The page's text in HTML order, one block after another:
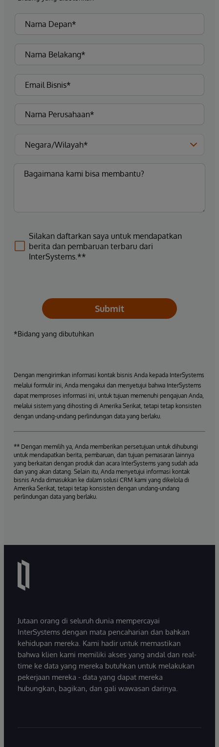
Silakan daftarkan saya untuk mendapatkan
berita dan pembaruan terbaru dari
InterSystems.**
Submit
*Bidang yang dibutuhkan
Dengan mengirimkan informasi kontak bisnis Anda kepada InterSystems
melalui formulir ini, Anda mengakui dan menyetujui bahwa InterSystems
dapat memproses informasi ini, untuk tujuan memenuhi pengajuan Anda,
melalui sistem yang dihosting di Amerika Serikat, tetapi tetap konsisten
dengan undang-undang perlindungan data yang berlaku.
** Dengan memilih ya, Anda memberikan persetujuan untuk dihubungi
untuk mendapatkan berita, pembaruan, dan tujuan pemasaran lainnya
yang berkaitan dengan produk dan acara InterSystems yang sudah ada
dan yang akan datang. Selain itu, Anda menyetujui informasi kontak
bisnis Anda dimasukkan ke dalam solusi CRM kami yang dikelola di
Amerika Serikat, tetapi tetap konsisten dengan undang-undang
perlindungan data yang berlaku.
Jutaan orang di seluruh dunia mempercayai
InterSystems dengan mata pencaharian dan bahkan
kehidupan mereka. Kami hadir untuk memastikan
bahwa klien kami memiliki akses yang andal dan real-
time ke data yang mereka butuhkan untuk melakukan
pekerjaan mereka - data yang dapat mereka
hubungkan, bagikan, dan gali wawasan darinya.